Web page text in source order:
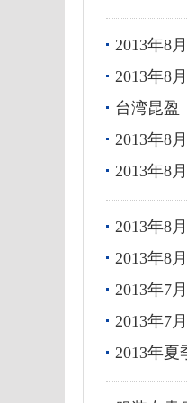
2013年8
2013年8
台湾昆盈
2013年8
2013年8
2013年8
2013年8
2013年7
2013年7
2013年夏